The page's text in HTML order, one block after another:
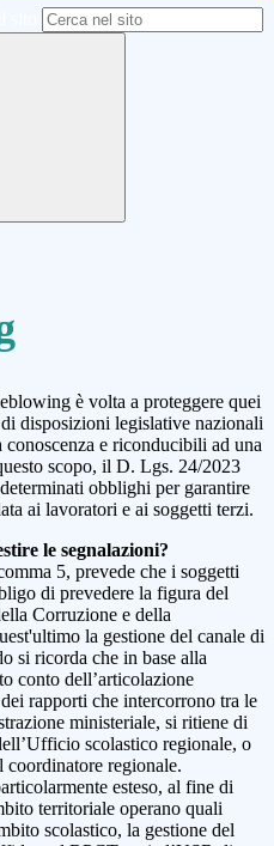
è volta a proteggere quei
disposizioni legislative nazionali
e riconducibili ad una
scopo, il D. Lgs. 24/2023
obblighi per garantire
ai lavoratori e ai soggetti terzi.
le segnalazioni?
5, prevede che i soggetti
di prevedere la figura del
Corruzione e della
la gestione del canale di
si ricorda che in base alla
conto dell’articolazione
rapporti che intercorrono tra le
ministeriale, si ritiene di
scolastico regionale, o
regionale.
esteso, al fine di
territoriale operano quali
scolastico, la gestione del